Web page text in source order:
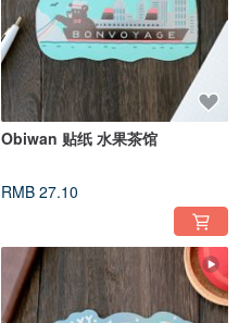
Obiwan 贴纸 水果茶馆
RMB 27.10